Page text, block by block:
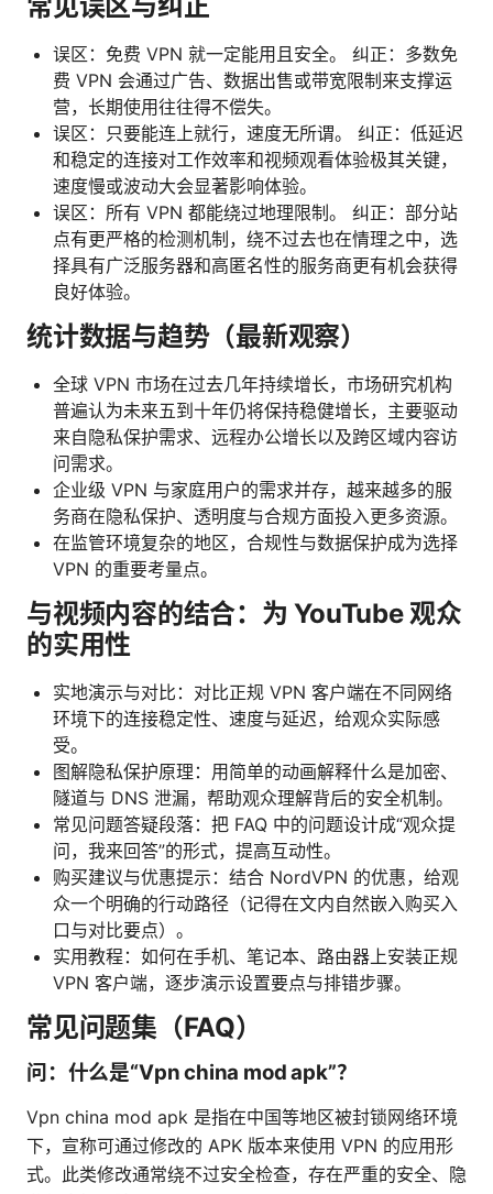
常见误区与纠正
误区：免费 VPN 就一定能用且安全。 纠正：多数免
费 VPN 会通过广告、数据出售或带宽限制来支撑运
营，长期使用往往得不偿失。
误区：只要能连上就行，速度无所谓。 纠正：低延迟
和稳定的连接对工作效率和视频观看体验极其关键，
速度慢或波动大会显著影响体验。
误区：所有 VPN 都能绕过地理限制。 纠正：部分站
点有更严格的检测机制，绕不过去也在情理之中，选
择具有广泛服务器和高匿名性的服务商更有机会获得
良好体验。
统计数据与趋势（最新观察）
全球 VPN 市场在过去几年持续增长，市场研究机构
普遍认为未来五到十年仍将保持稳健增长，主要驱动
来自隐私保护需求、远程办公增长以及跨区域内容访
问需求。
企业级 VPN 与家庭用户的需求并存，越来越多的服
务商在隐私保护、透明度与合规方面投入更多资源。
在监管环境复杂的地区，合规性与数据保护成为选择
VPN 的重要考量点。
与视频内容的结合：为 YouTube 观众
的实用性
实地演示与对比：对比正规 VPN 客户端在不同网络
环境下的连接稳定性、速度与延迟，给观众实际感
受。
图解隐私保护原理：用简单的动画解释什么是加密、
隧道与 DNS 泄漏，帮助观众理解背后的安全机制。
常见问题答疑段落：把 FAQ 中的问题设计成“观众提
问，我来回答”的形式，提高互动性。
购买建议与优惠提示：结合 NordVPN 的优惠，给观
众一个明确的行动路径（记得在文内自然嵌入购买入
口与对比要点）。
实用教程：如何在手机、笔记本、路由器上安装正规
VPN 客户端，逐步演示设置要点与排错步骤。
常见问题集（FAQ）
问：什么是“Vpn china mod apk”？
Vpn china mod apk 是指在中国等地区被封锁网络环境
下，宣称可通过修改的 APK 版本来使用 VPN 的应用形
式。此类修改通常绕不过安全检查，存在严重的安全、隐